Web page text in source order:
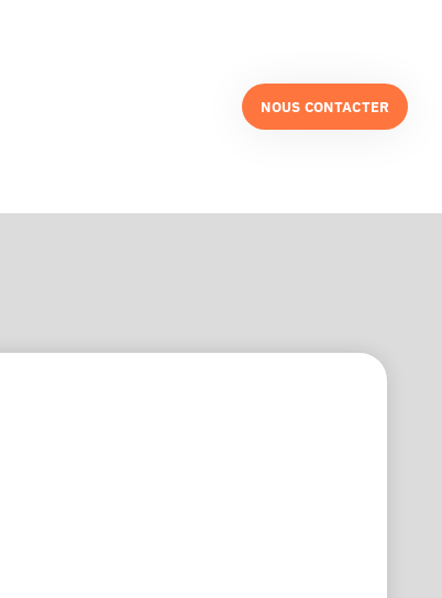
NOUS CONTACTER